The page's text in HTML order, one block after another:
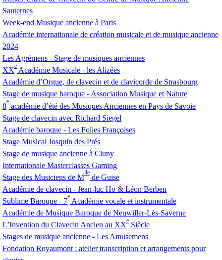
Sauternes
Week-end Musique ancienne à Paris
Académie internationale de création musicale et de musique ancienne
2024
Les Agrémens - Stage de musiques anciennes
XX
e
Académie Musicale - les Alizées
Académie d’Orgue, de clavecin et de clavicorde de Strasbourg
Stage de musique baroque - Association Musique et Nature
8
e
académie d’été des Musiques Anciennes en Pays de Savoie
Stage de clavecin avec Richard Siegel
Académie baroque - Les Folies Françoises
Stage Musical Josquin des Prés
Stage de musique ancienne à Cluny
Internationale Masterclasses Gaming
Stage des Musiciens de M
lle
de Guise
Académie de clavecin - Jean-luc Ho & Léon Berben
Sublime Baroque - 7
e
Académie vocale et instrumentale
Académie de Musique Baroque de Neuwiller-Lès-Saverne
L’Invention du Clavecin Ancien au XX
e
Siècle
Stages de musique ancienne - Les Amusemens
Fondation Royaumont : atelier transcription et arrangements pour